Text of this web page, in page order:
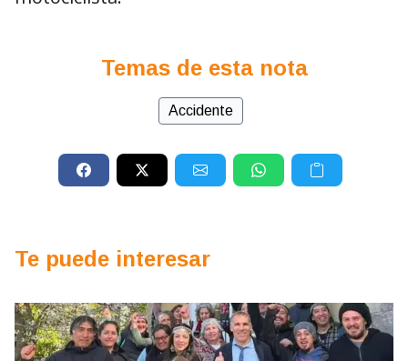
Temas de esta nota
Accidente
Te puede interesar